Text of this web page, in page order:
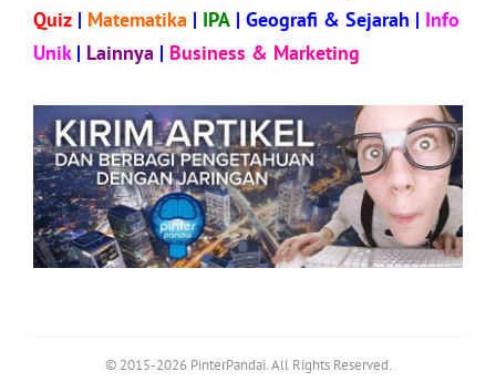
Quiz | Matematika | IPA | Geografi & Sejarah | Info
Unik | Lainnya | Business & Marketing
© 2015-2026 PinterPandai. All Rights Reserved.